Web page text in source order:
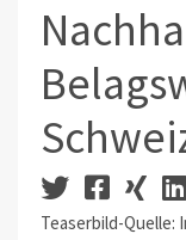
Teaserbild-Quelle: